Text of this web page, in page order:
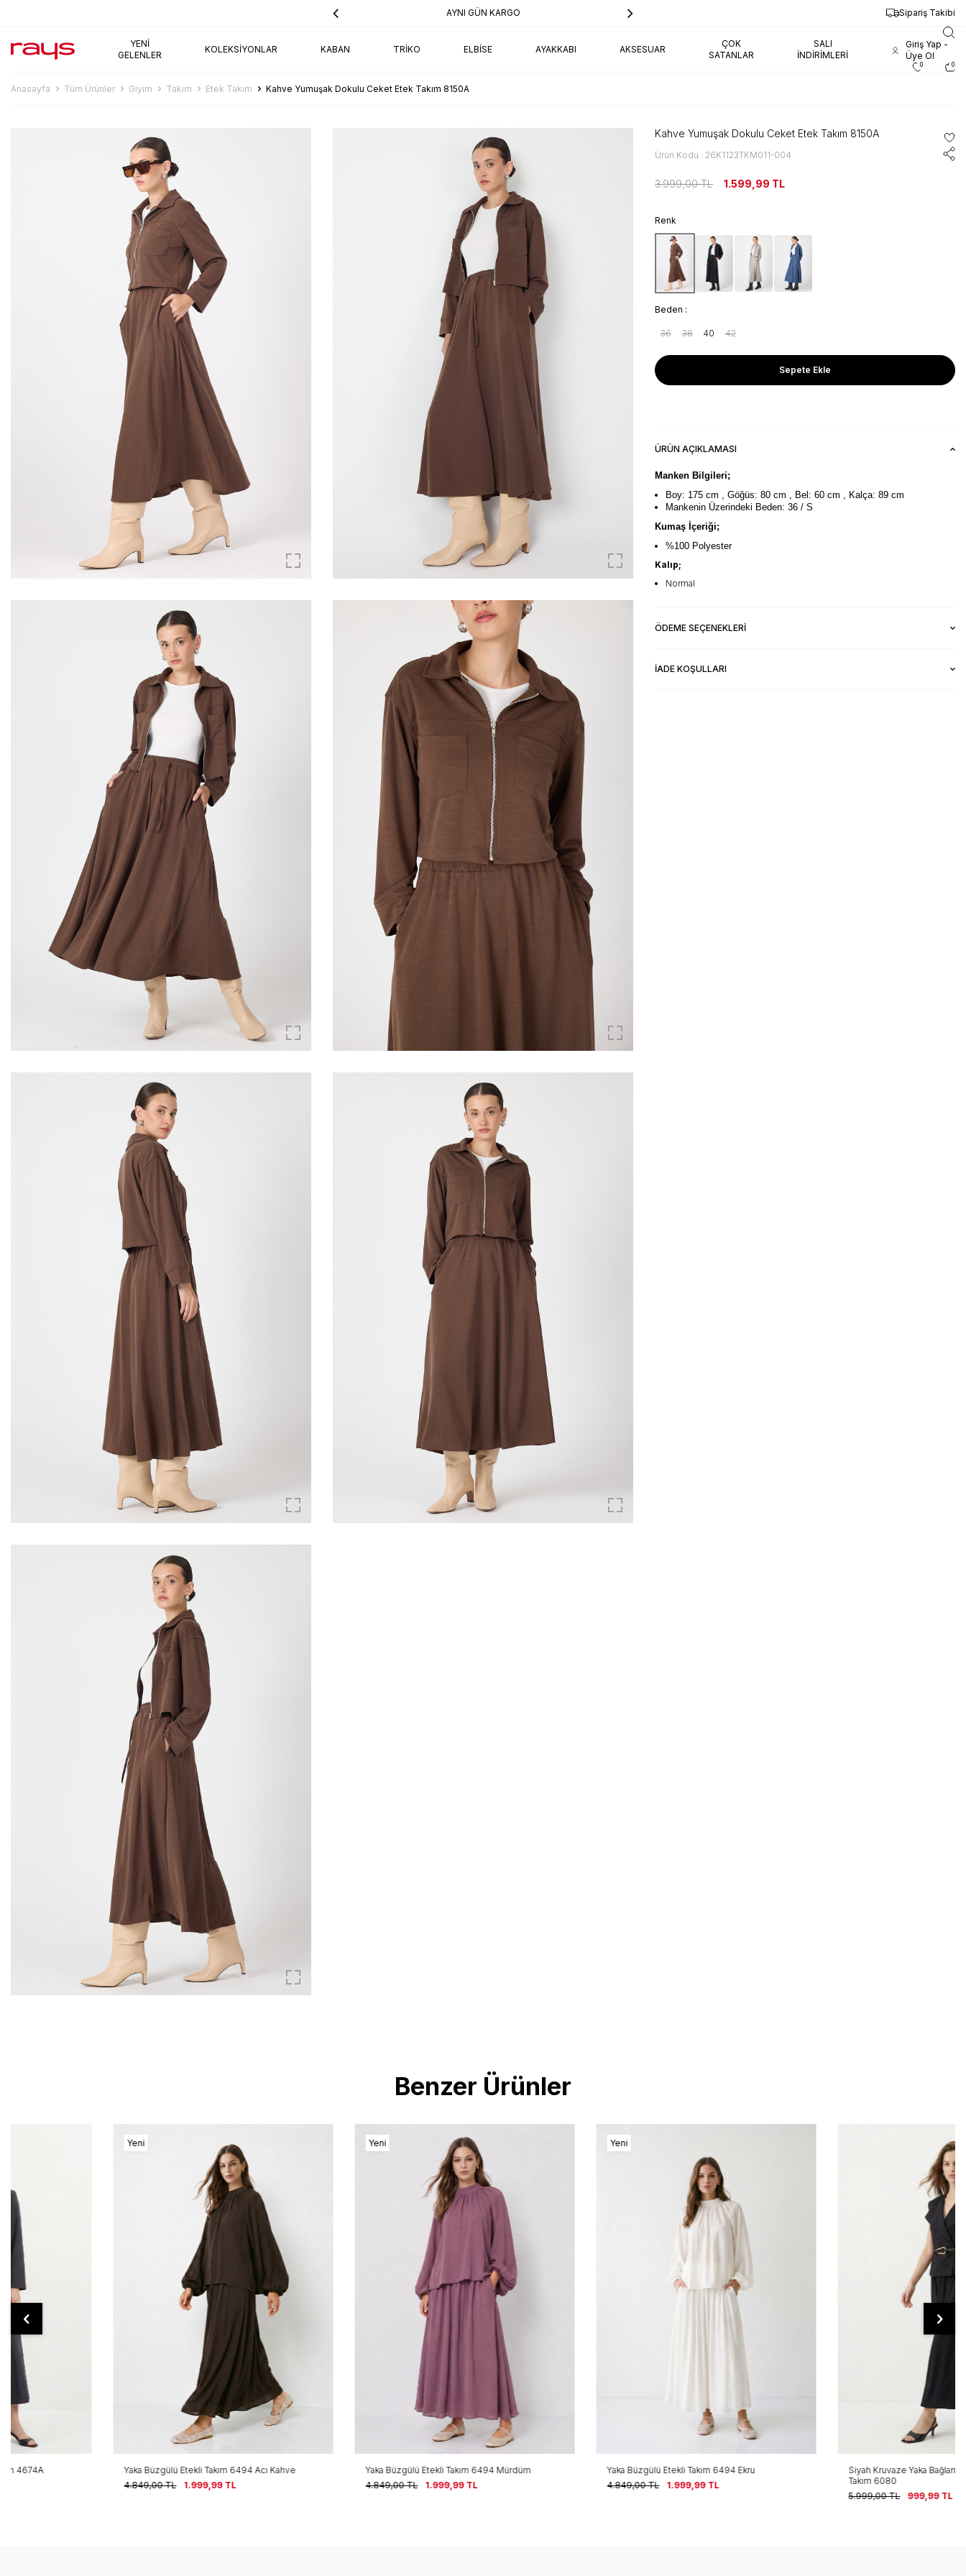
AYNI GÜN KARGO Sipariş Takibi
YENI
GELENLER
KOLEKSIYONLAR KABAN TRIKO ELBISE AYAKKABI AKSESUAR
ÇOK
SATANLAR
SALI
İNDIRIMLERI
Giriş Yap -
Üye Ol
0 0
Anasayfa Tüm Ürünler Giyim Takım Etek Takım Kahve Yumuşak Dokulu Ceket Etek Takım 8150A
Kahve Yumuşak Dokulu Ceket Etek Takım 8150A
Ürün Kodu : 26K1123TKM011-004
3.999,00TL 1.599,99 TL
Renk
Beden :
36 38 40 42
Sepete Ekle
ÜRÜN AÇIKLAMASI
Manken Bilgileri;
Boy: 175 cm , Göğüs: 80 cm , Bel: 60 cm , Kalça: 89 cm
Mankenin Üzerindeki Beden: 36 / S
Kumaş İçeriği;
%100 Polyester
Kalıp;
Normal
ÖDEME SEÇENEKLERI
İADE KOŞULLARI
Benzer Ürünler
Yaka Büzgülü Etekli Takım 6494 Acı Kahve
TL
Yaka Büzgülü Etekli Takım 6494 Mürdüm
TL
Yaka Büzgülü Etekli Takım 6494 Ekru
TL
Siyah Kruvaze Yaka Bağlamalı Yelek ve Etek
TL